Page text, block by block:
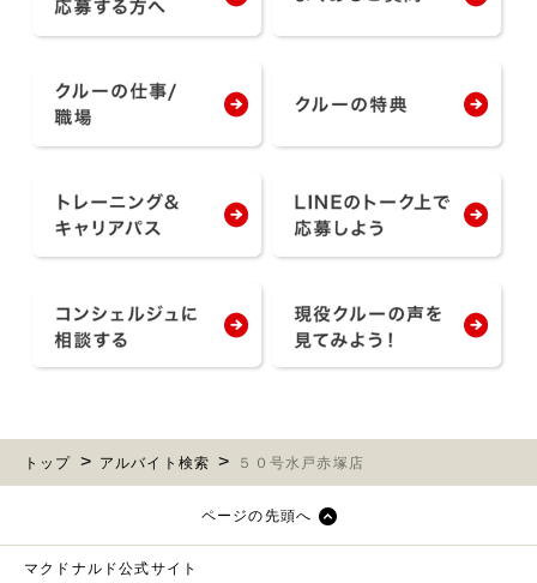
トップ アルバイト検索 ５０号水戸赤塚店
ページの先頭へ
マクドナルド公式サイト